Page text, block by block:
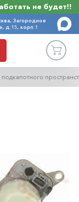
не будет!!
Загородное
д.15, корп.1